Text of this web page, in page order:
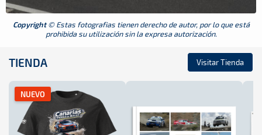
Copyright© Estas fotografias tienen derecho de autor, por lo que está
prohibida su utilización sin la expresa autorización.
TIENDA Visitar Tienda
NUEVO